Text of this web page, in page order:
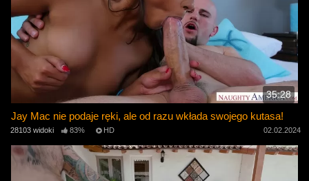
35:28
Jay Mac nie podaje ręki, ale od razu wkłada swojego kutasa!
28103 widoki 83% HD 02.02.2024